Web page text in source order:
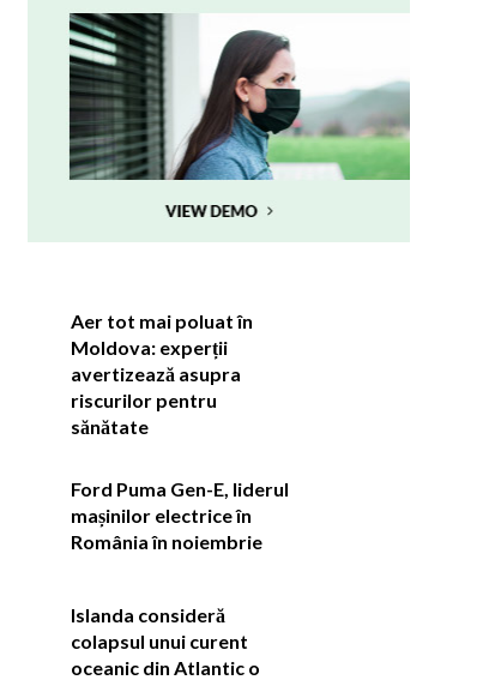
Aer tot mai poluat în
Moldova: experții
avertizează asupra
riscurilor pentru
sănătate
Ford Puma Gen-E, liderul
mașinilor electrice în
România în noiembrie
Islanda consideră
colapsul unui curent
oceanic din Atlantic o